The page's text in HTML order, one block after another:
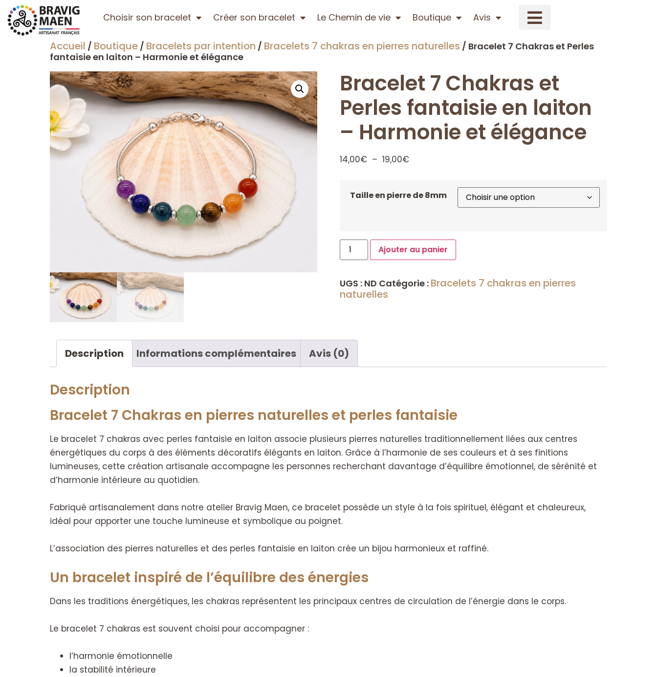
Choisir son bracelet Créer son bracelet Le Chemin de vie Boutique Avis
Accueil / Boutique / Bracelets par intention / Bracelets 7 chakras en pierres naturelles / Bracelet 7 Chakras et Perles
fantaisie en laiton – Harmonie et élégance
Bracelet 7 Chakras et
Perles fantaisie en laiton
– Harmonie et élégance
14,00€ – 19,00€
Taille en pierre de 8mm
Ajouter au panier
UGS : ND Catégorie : Bracelets 7 chakras en pierres
naturelles
Description Informations complémentaires Avis (0)
Description
Bracelet 7 Chakras en pierres naturelles et perles fantaisie
Le bracelet 7 chakras avec perles fantaisie en laiton associe plusieurs pierres naturelles traditionnellement liées aux centres
énergétiques du corps à des éléments décoratifs élégants en laiton. Grâce à l’harmonie de ses couleurs et à ses finitions
lumineuses, cette création artisanale accompagne les personnes recherchant davantage d’équilibre émotionnel, de sérénité et
d’harmonie intérieure au quotidien.
Fabriqué artisanalement dans notre atelier Bravig Maen, ce bracelet possède un style à la fois spirituel, élégant et chaleureux,
idéal pour apporter une touche lumineuse et symbolique au poignet.
L’association des pierres naturelles et des perles fantaisie en laiton crée un bijou harmonieux et raffiné.
Un bracelet inspiré de l’équilibre des énergies
Dans les traditions énergétiques, les chakras représentent les principaux centres de circulation de l’énergie dans le corps.
Le bracelet 7 chakras est souvent choisi pour accompagner :
l’harmonie émotionnelle
la stabilité intérieure